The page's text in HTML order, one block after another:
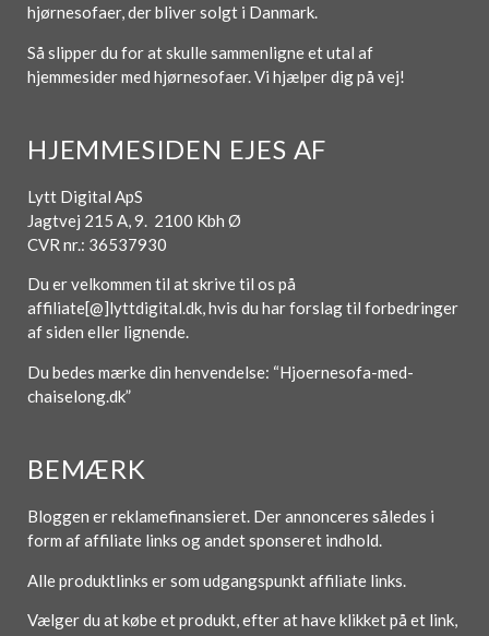
hjørnesofaer, der bliver solgt i Danmark.
Så slipper du for at skulle sammenligne et utal af
hjemmesider med hjørnesofaer. Vi hjælper dig på vej!
HJEMMESIDEN EJES AF
Lytt Digital ApS
Jagtvej 215 A, 9. 2100 Kbh Ø
CVR nr.: 36537930
Du er velkommen til at skrive til os på
affiliate[@]lyttdigital.dk, hvis du har forslag til forbedringer
af siden eller lignende.
Du bedes mærke din henvendelse: “Hjoernesofa-med-
chaiselong.dk”
BEMÆRK
Bloggen er reklamefinansieret. Der annonceres således i
form af affiliate links og andet sponseret indhold.
Alle produktlinks er som udgangspunkt affiliate links.
Vælger du at købe et produkt, efter at have klikket på et link,